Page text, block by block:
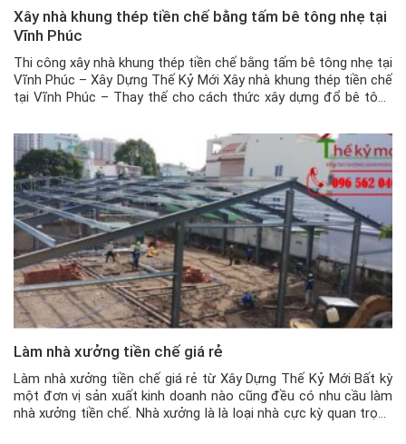
Xây nhà khung thép tiền chế bằng tấm bê tông nhẹ tại
Vĩnh Phúc
Thi công xây nhà khung thép tiền chế bằng tấm bê tông nhẹ tại
Vĩnh Phúc – Xây Dựng Thế Kỷ Mới Xây nhà khung thép tiền chế
tại Vĩnh Phúc – Thay thế cho cách thức xây dựng đổ bê tông
[…]
Làm nhà xưởng tiền chế giá rẻ
Làm nhà xưởng tiền chế giá rẻ từ Xây Dựng Thế Kỷ Mới Bất kỳ
một đơn vị sản xuất kinh doanh nào cũng đều có nhu cầu làm
nhà xưởng tiền chế. Nhà xưởng là là loại nhà cực kỳ quan trọng